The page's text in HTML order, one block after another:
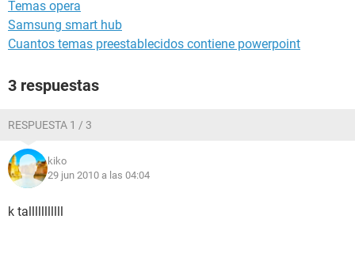
Temas opera
Samsung smart hub
Cuantos temas preestablecidos contiene powerpoint
3 respuestas
RESPUESTA 1 / 3
kiko
29 jun 2010 a las 04:04
k talllllllllll